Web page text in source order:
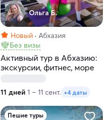
Ольга Б.
Новый
Абхазия
Без визы
Активный тур в Абхазию:
экскурсии, фитнес, море
11 дней 1 – 11 сент. +4 даты
Пешие туры